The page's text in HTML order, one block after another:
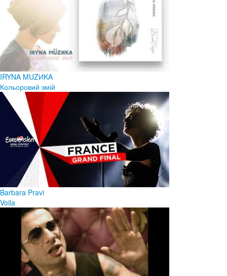
IRYNA MUZИKA
Кольоровий змій
Barbara Pravi
Voila